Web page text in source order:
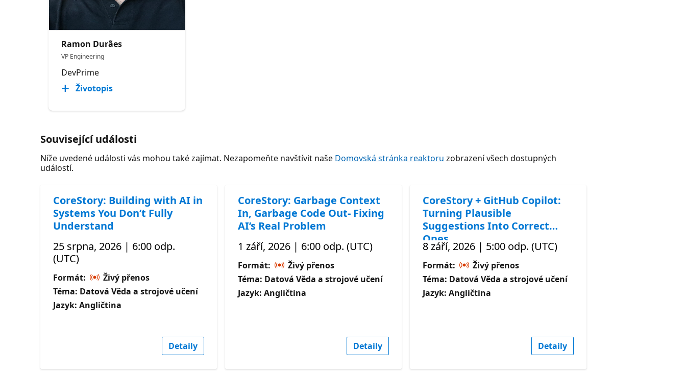
Ramon Durães
VP Engineering
DevPrime
Životopis
Související události
Níže uvedené události vás mohou také zajímat. Nezapomeňte navštívit naše Domovská stránka reaktoru zobrazení všech dostupných
událostí.
CoreStory: Building with AI in
Systems You Don’t Fully
Understand
25 srpna, 2026 | 6:00 odp.
(UTC)
Formát:
Živý přenos
Téma: Datová Věda a strojové učení
Jazyk: Angličtina
Detaily
CoreStory: Garbage Context
In, Garbage Code Out- Fixing
AI’s Real Problem
1 září, 2026 | 6:00 odp. (UTC)
Formát:
Živý přenos
Téma: Datová Věda a strojové učení
Jazyk: Angličtina
Detaily
CoreStory + GitHub Copilot:
Turning Plausible
Suggestions Into Correct
Ones
8 září, 2026 | 5:00 odp. (UTC)
Formát:
Živý přenos
Téma: Datová Věda a strojové učení
Jazyk: Angličtina
Detaily